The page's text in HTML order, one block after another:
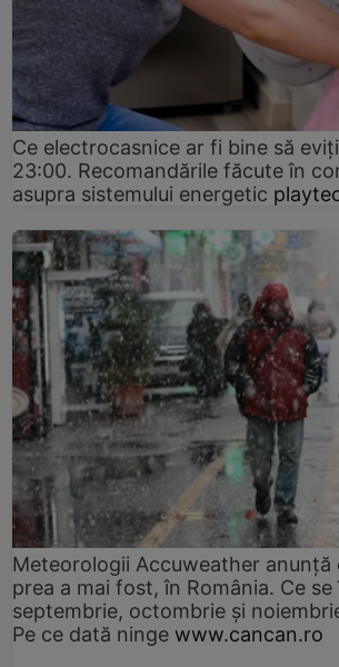
Ce electrocasnice ar fi bine să
23:00. Recomandările făcute în
asupra sistemului energetic
Meteorologii Accuweather anunță
prea a mai fost, în România. Ce
septembrie, octombrie și
Pe ce dată ninge www.cancan.ro